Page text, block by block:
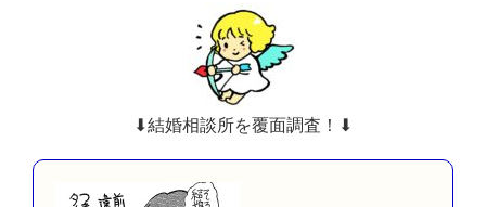
⬇︎結婚相談所を覆面調査！⬇︎